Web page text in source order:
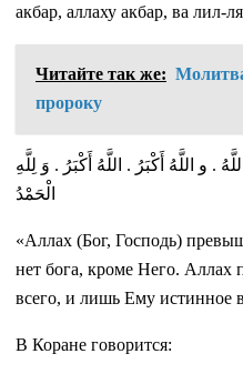
акбар, аллаху акбар, ва лил-
Читайте так же:
пророку
. و اللَّهُ أَكْبَرُ . اللَّهُ أَكْبَرُ . وَ لِلَّهِ
الْحَمْدُ
«Аллах (Бог, Господь)
нет бога, кроме Него.
всего, и лишь Ему истинное
В Коране говорится: